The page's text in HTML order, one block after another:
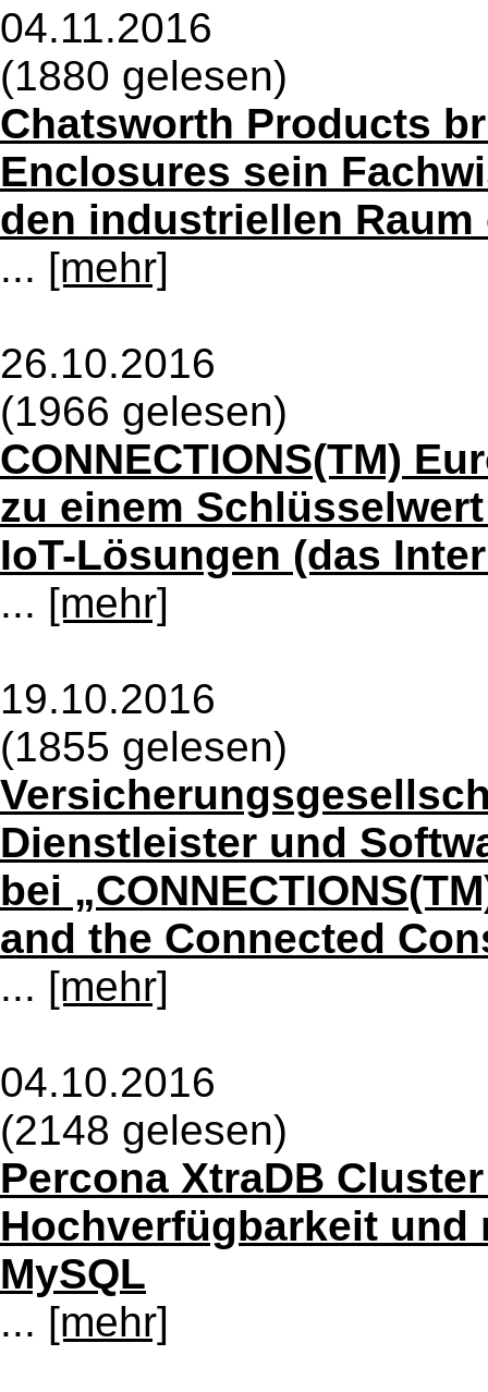
04.11.2016
(1880 gelesen)
Chatsworth Products
Enclosures sein
den industriellen Raum
... [mehr]
26.10.2016
(1966 gelesen)
CONNECTIONS(TM)
zu einem
IoT-Lösungen (das
... [mehr]
19.10.2016
(1855 gelesen)
Dienstleister und
bei
and the Connected
... [mehr]
04.10.2016
(2148 gelesen)
Percona XtraDB
Hochverfügbarkeit und
MySQL
... [mehr]